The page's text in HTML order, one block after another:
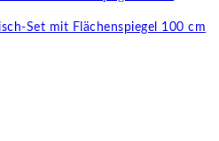
Set mit Flächenspiegel 100 cm